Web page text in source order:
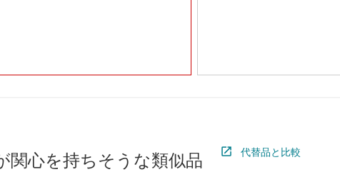
関心を持ちそうな類似品 代替品と比較